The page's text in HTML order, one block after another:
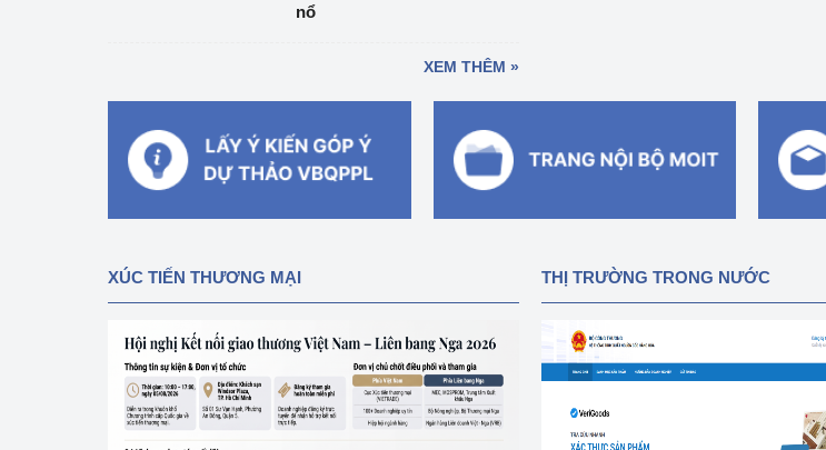
nổ
XEM THÊM »
XÚC TIẾN THƯƠNG MẠI THỊ TRƯỜNG TRONG NƯỚC